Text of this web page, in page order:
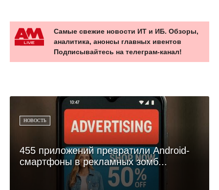
Самые свежие новости ИТ и ИБ. Обзоры,
аналитика, анонсы главных ивентов
Подписывайтесь на телеграм-канал!
НОВОСТЬ
455 приложений превратили Android-
смартфоны в рекламных зомб...